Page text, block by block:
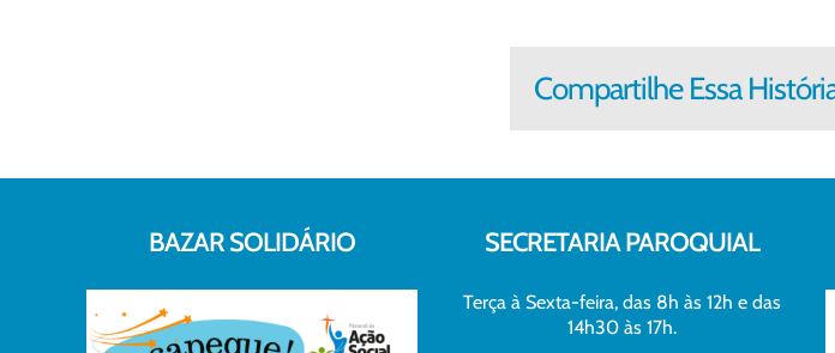
Compartilhe Essa
BAZAR SOLIDÁRIO SECRETARIA PAROQUIAL
Terça à Sexta-feira, das 8h às 12h e das
14h30 às 17h.